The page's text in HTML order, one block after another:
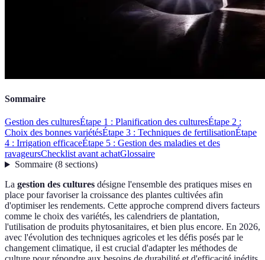
Sommaire
Gestion des culturesÉtape 1 : Planification des culturesÉtape 2 :
Choix des bonnes variétésÉtape 3 : Techniques de fertilisationÉtape
4 : Irrigation efficaceÉtape 5 : Gestion des maladies et des
ravageursChecklist avant achatGlossaire
Sommaire(8 sections)
La gestion des cultures désigne l'ensemble des pratiques mises en
place pour favoriser la croissance des plantes cultivées afin
d'optimiser les rendements. Cette approche comprend divers facteurs
comme le choix des variétés, les calendriers de plantation,
l'utilisation de produits phytosanitaires, et bien plus encore. En 2026,
avec l'évolution des techniques agricoles et les défis posés par le
changement climatique, il est crucial d'adapter les méthodes de